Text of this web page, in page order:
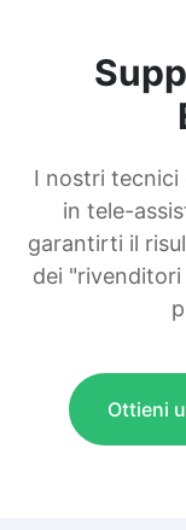
I nostri
in tele-
garantirti il
dei
Ottieni